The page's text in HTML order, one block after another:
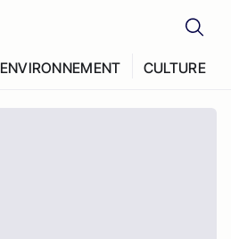
ENVIRONNEMENT CULTURE